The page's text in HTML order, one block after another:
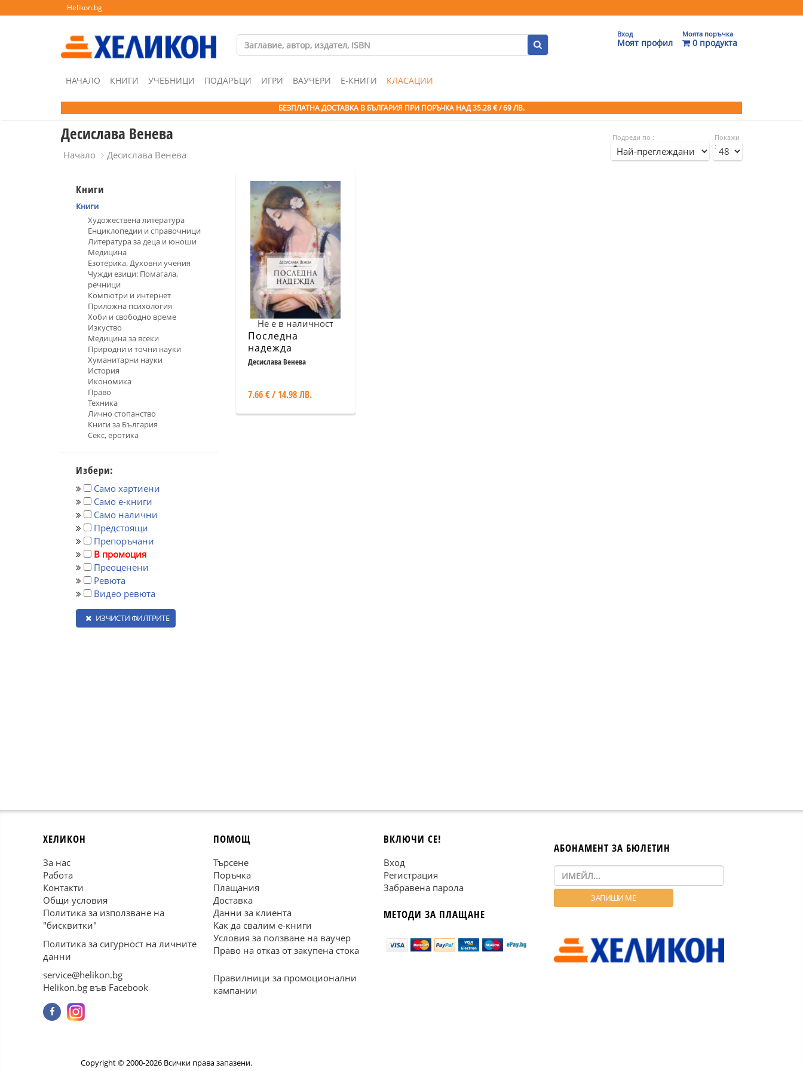
Helikon.bg
Вход
Моят профил
Моята поръчка
0 продукта
НАЧАЛО КНИГИ УЧЕБНИЦИ ПОДАРЪЦИ ИГРИ ВАУЧЕРИ Е-КНИГИ КЛАСАЦИИ
БЕЗПЛАТНА ДОСТАВКА В БЪЛГАРИЯ ПРИ ПОРЪЧКА НАД 35.28 € / 69 ЛВ.
Десислава Венева
Начало Десислава Венева
Подреди по :
Покажи
:
Книги
Книги
Художествена литература
Енциклопедии и справочници
Литература за деца и юноши
Медицина
Езотерика. Духовни учения
Чужди езици: Помагала,
речници
Компютри и интернет
Приложна психология
Хоби и свободно време
Изкуство
Медицина за всеки
Природни и точни науки
Хуманитарни науки
История
Икономика
Право
Техника
Лично стопанство
Книги за България
Секс, еротика
Избери:
Само хартиени
Само е-книги
Само налични
Предстоящи
Препоръчани
В промоция
Преоценени
Ревюта
Видео ревюта
ИЗЧИСТИ ФИЛТРИТЕ
Не е в наличност
Последна
надежда
Десислава Венева
7.66 € / 14.98 ЛВ.
ХЕЛИКОН
За нас
Работа
Контакти
Общи условия
Политика за използване на
"бисквитки"
Политика за сигурност на личните
данни
service@helikon.bg
Helikon.bg във Facebook
ПОМОЩ
Търсене
Поръчка
Плащания
Доставка
Данни за клиента
Как да свалим е-книги
Условия за ползване на ваучер
Право на отказ от закупена стока
Правилници за промоционални
кампании
ВКЛЮЧИ СЕ!
Вход
Регистрация
Забравена парола
МЕТОДИ ЗА ПЛАЩАНЕ
АБОНАМЕНТ ЗА БЮЛЕТИН
Copyright © 2000-2026 Всички права запазени.